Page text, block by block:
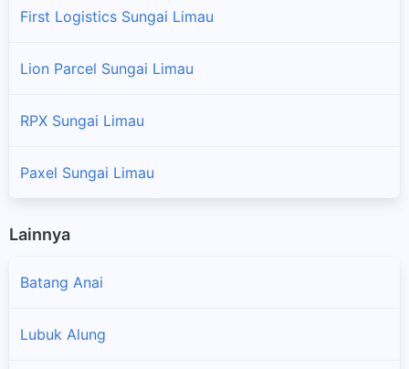
First Logistics Sungai Limau
Lion Parcel Sungai Limau
RPX Sungai Limau
Paxel Sungai Limau
Lainnya
Batang Anai
Lubuk Alung